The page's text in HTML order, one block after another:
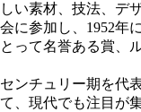
い素材、技法、デ
に参加し、1952年
って名誉ある賞、
ンチュリー期を代
、現代でも注目が